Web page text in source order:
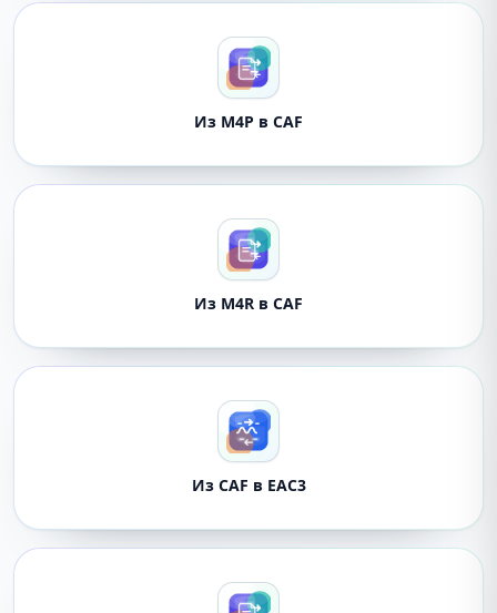
Из M4P в CAF
Из M4R в CAF
Из CAF в EAC3